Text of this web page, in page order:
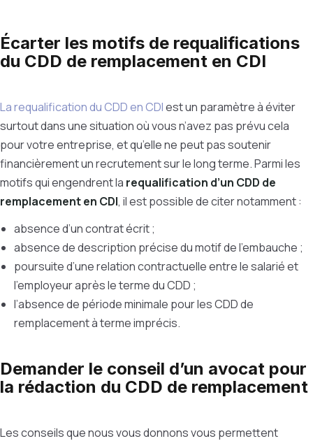
Écarter les motifs de requalifications
du CDD de remplacement en CDI
La requalification du CDD en CDIest un paramètre à éviter
surtout dans une situation où vous n’avez pas prévu cela
pour votre entreprise, et qu’elle ne peut pas soutenir
financièrement un recrutement sur le long terme. Parmi les
motifs qui engendrent la requalification d’un CDD de
remplacement en CDI, il est possible de citer notamment :
absence d’un contrat écrit ;
absence de description précise du motif de l’embauche ;
poursuite d’une relation contractuelle entre le salarié et
l’employeur après le terme du CDD ;
l’absence de période minimale pour les CDD de
remplacement à terme imprécis.
Demander le conseil d’un avocat pour
la rédaction du CDD de remplacement
Les conseils que nous vous donnons vous permettent